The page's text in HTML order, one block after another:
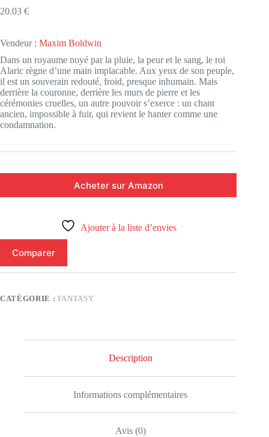
20.03 €
Vendeur : Maxim Boldwin
Dans un royaume noyé par la pluie, la peur et le sang, le roi
Alaric règne d’une main implacable. Aux yeux de son peuple,
il est un souverain redouté, froid, presque inhumain. Mais
derrière la couronne, derrière les murs de pierre et les
cérémonies cruelles, un autre pouvoir s’exerce : un chant
ancien, impossible à fuir, qui revient le hanter comme une
condamnation.
Acheter sur Amazon
Ajouter à la liste d’envies
Comparer
CATÉGORIE : FANTASY
Description
Informations complémentaires
Avis (0)